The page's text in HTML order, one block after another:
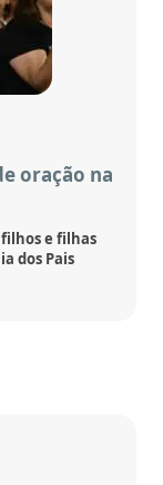
oração na
e filhas
dos Pais